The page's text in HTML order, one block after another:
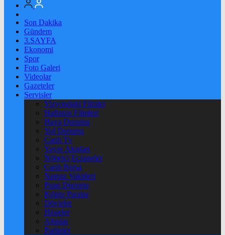
Son Dakika
Gündem
3.SAYFA
Ekonomi
Spor
Foto Galeri
Videolar
Gazeteler
Servisler
Vizyondaki Filmler
Haftanin Filmleri
Hava Durumu
Yol Durumu
Canlı Tv
Yayın Akışları
Nöbetçi Eczaneler
Canlı Borsa
Namaz Vakitleri
Puan Durumu
Kripto Paralar
Dövizler
Hisseler
Altınlar
Pariteler